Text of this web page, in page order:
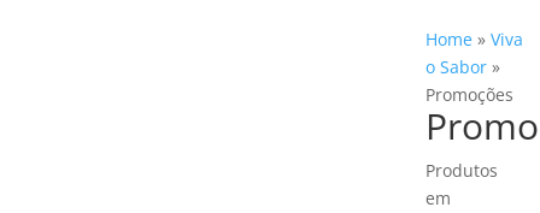
Home» Viva
o Sabor»
Promoções
Produtos
em